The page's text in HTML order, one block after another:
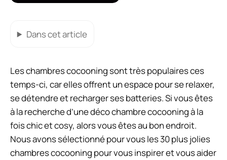
Dans cet article
Les chambres cocooning sont très populaires ces
temps-ci, car elles offrent un espace pour se relaxer,
se détendre et recharger ses batteries. Si vous êtes
à la recherche d’une déco chambre cocooning à la
fois chic et cosy, alors vous êtes au bon endroit.
Nous avons sélectionné pour vous les 30 plus jolies
chambres cocooning pour vous inspirer et vous aider